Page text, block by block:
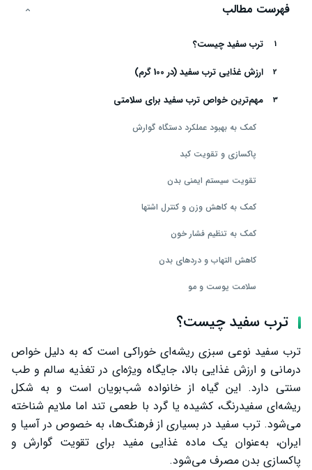
فهرست مطالب
ترب سفید چیست؟
ارزش غذایی ترب سفید (در 100 گرم)
مهم‌ترین خواص ترب سفید برای سلامتی
کمک به بهبود عملکرد دستگاه گوارش
پاکسازی و تقویت کبد
تقویت سیستم ایمنی بدن
کمک به کاهش وزن و کنترل اشتها
کمک به تنظیم فشار خون
کاهش التهاب و دردهای بدن
سلامت پوست و مو
خواص ترب سفید برای مردان
بهترین روش مصرف ترب سفید
طبع ترب سفید
خواص ترب سفید برای کلیه
خواص ترب سفید با عسل
ترب سفید چیست؟
ترب سفید نوعی سبزی ریشه‌ای خوراکی است که به دلیل خواص
درمانی و ارزش غذایی بالا، جایگاه ویژه‌ای در تغذیه سالم و طب
سنتی دارد. این گیاه از خانواده شب‌بویان است و به شکل
ریشه‌ای سفیدرنگ، کشیده یا گرد با طعمی تند اما ملایم شناخته
می‌شود. ترب سفید در بسیاری از فرهنگ‌ها، به خصوص در آسیا و
ایران، به‌عنوان یک ماده غذایی مفید برای تقویت گوارش و
پاکسازی بدن مصرف می‌شود.